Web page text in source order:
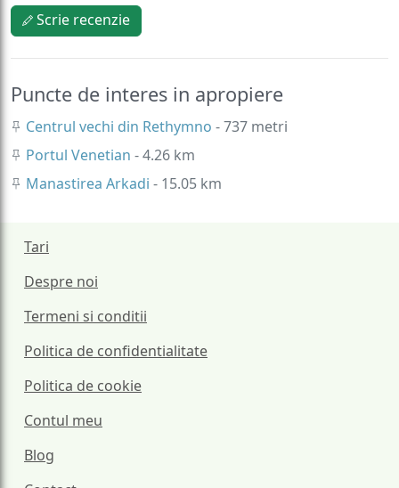
Scrie recenzie
Puncte de interes in apropiere
Centrul vechi din Rethymno - 737 metri
Portul Venetian - 4.26 km
Manastirea Arkadi - 15.05 km
Tari
Despre noi
Termeni si conditii
Politica de confidentialitate
Politica de cookie
Contul meu
Blog